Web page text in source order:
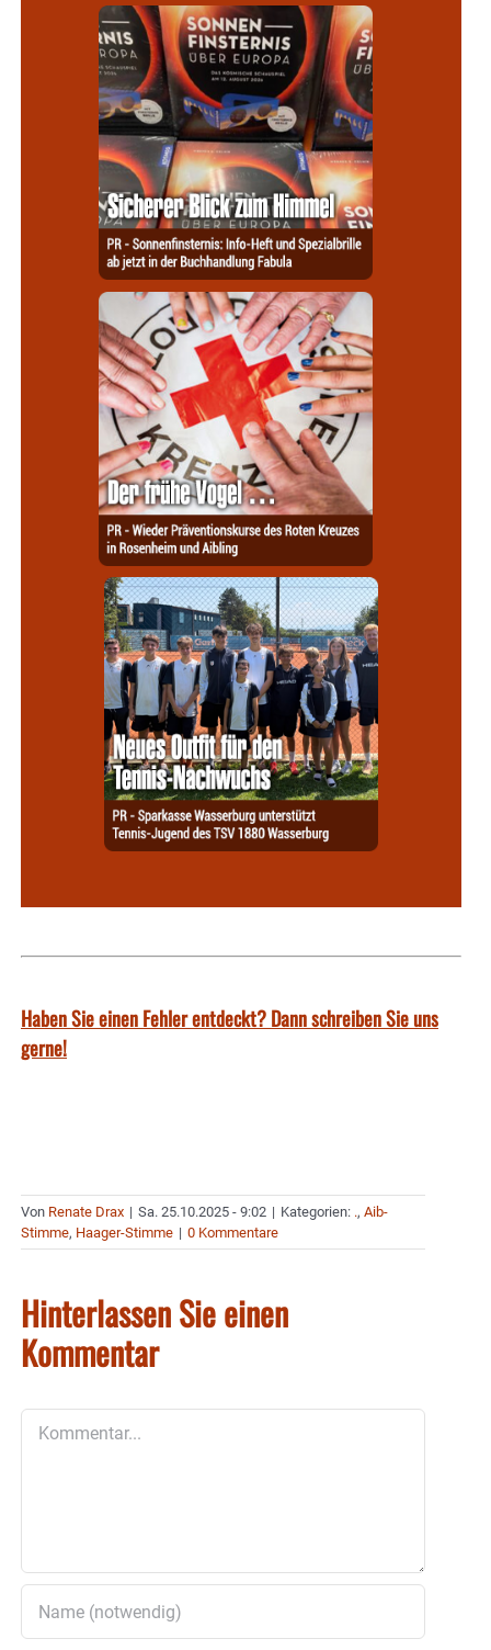
Haben Sie einen Fehler entdeckt? Dann schreiben Sie uns
gerne!
Von Renate Drax | Sa. 25.10.2025 - 9:02 | Kategorien: ., Aib-
Stimme, Haager-Stimme | 0 Kommentare
Hinterlassen Sie einen
Kommentar